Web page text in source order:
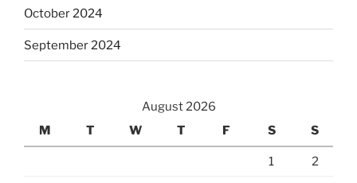
October 2024
September 2024
August 2026
M
T W T F S S
1 2